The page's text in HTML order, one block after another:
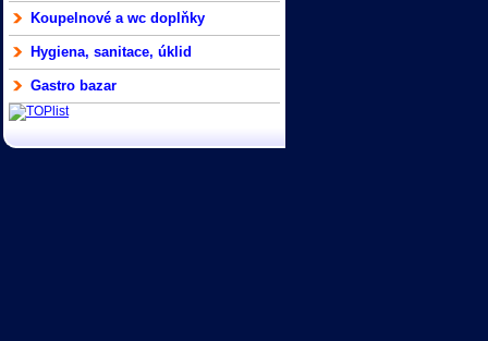
Koupelnové a wc doplňky
Hygiena, sanitace, úklid
Gastro bazar